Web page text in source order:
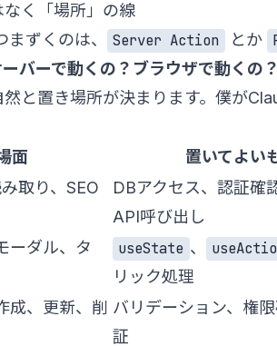
く「場所」の線
ずくのは、
Server Action とか
ーバーで動くの？ブラウザで動くの
と置き場所が決まります。僕が
面 置いてよい
取り、SEO
DBアクセス、認証確
API呼び出し
ーダル、タ
useState 、
リック処理
成、更新、削 バリデーション、権
証